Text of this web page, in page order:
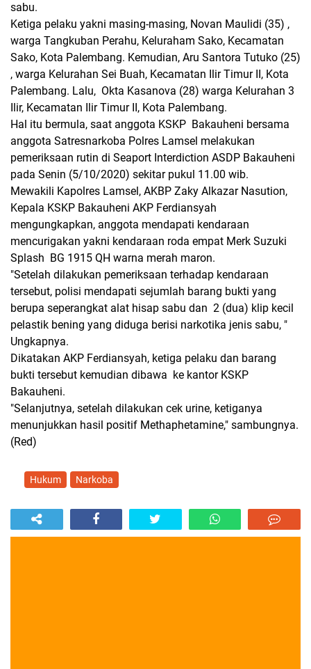
sabu.
Ketiga pelaku yakni masing-masing, Novan Maulidi (35) ,
warga Tangkuban Perahu, Keluraham Sako, Kecamatan
Sako, Kota Palembang. Kemudian, Aru Santora Tutuko (25)
, warga Kelurahan Sei Buah, Kecamatan Ilir Timur II, Kota
Palembang. Lalu, Okta Kasanova (28) warga Kelurahan 3
Ilir, Kecamatan Ilir Timur II, Kota Palembang.
Hal itu bermula, saat anggota KSKP Bakauheni bersama
anggota Satresnarkoba Polres Lamsel melakukan
pemeriksaan rutin di Seaport Interdiction ASDP Bakauheni
pada Senin (5/10/2020) sekitar pukul 11.00 wib.
Mewakili Kapolres Lamsel, AKBP Zaky Alkazar Nasution,
Kepala KSKP Bakauheni AKP Ferdiansyah
mengungkapkan, anggota mendapati kendaraan
mencurigakan yakni kendaraan roda empat Merk Suzuki
Splash BG 1915 QH warna merah maron.
"Setelah dilakukan pemeriksaan terhadap kendaraan
tersebut, polisi mendapati sejumlah barang bukti yang
berupa seperangkat alat hisap sabu dan 2 (dua) klip kecil
pelastik bening yang diduga berisi narkotika jenis sabu, "
Ungkapnya.
Dikatakan AKP Ferdiansyah, ketiga pelaku dan barang
bukti tersebut kemudian dibawa ke kantor KSKP
Bakauheni.
"Selanjutnya, setelah dilakukan cek urine, ketiganya
menunjukkan hasil positif Methaphetamine," sambungnya.
(Red)
Hukum Narkoba